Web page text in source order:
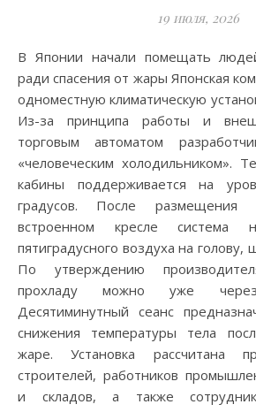
19 июля, 2026
В Японии начали помещать людей в холодильники
ради спасения от жары Японская
одноместную климатическую
Из-за принципа работы и
торговым автоматом
«человеческим холодильником».
кабины поддерживается на
градусов. После размещения
встроенном кресле система
пятиградусного воздуха на голову,
По утверждению
прохладу можно уже
Десятиминутный сеанс
снижения температуры тела
жаре. Установка рассчитана
строителей, работников
и складов, а также